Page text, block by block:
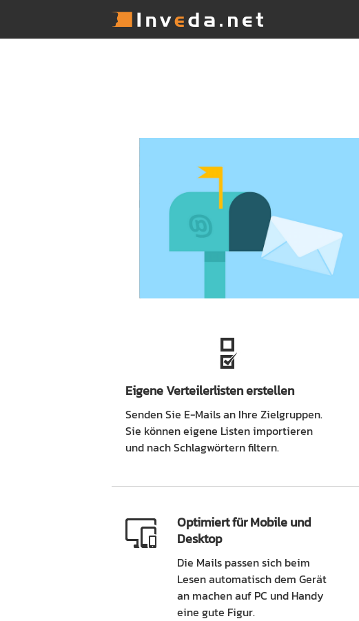
Eigene Verteilerlisten erstellen
Senden Sie E-Mails an Ihre Zielgruppen.
Sie können eigene Listen importieren
und nach Schlagwörtern filtern.
Optimiert für Mobile und
Desktop
Die Mails passen sich beim
Lesen automatisch dem Gerät
an machen auf PC und Handy
eine gute Figur.